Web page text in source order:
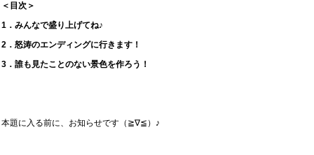
＜目次＞
1．みんなで盛り上げてね♪
2．怒涛のエンディングに行きます！
3．誰も見たことのない景色を作ろう！
本題に入る前に、お知らせです（≧∇≦）♪